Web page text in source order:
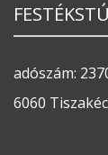
adószám:
6060